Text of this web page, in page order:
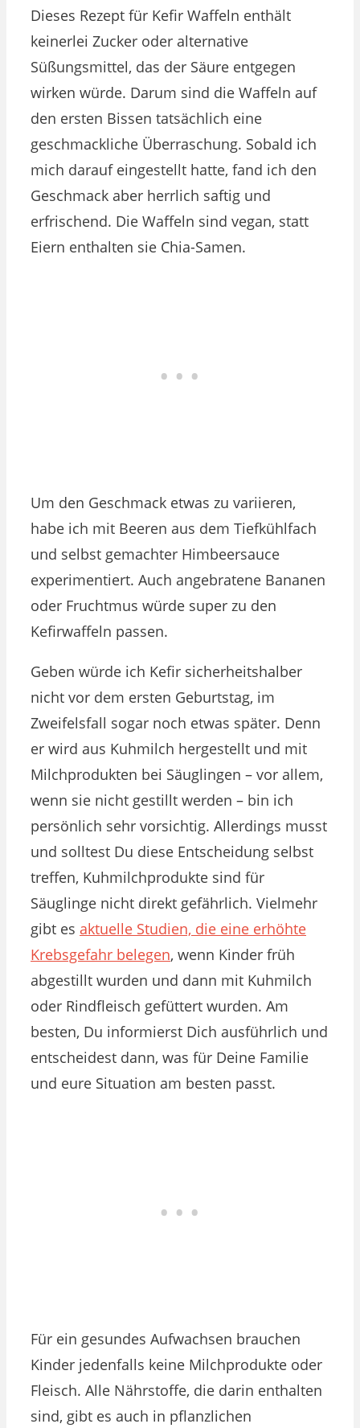
Dieses Rezept für Kefir Waffeln enthält
keinerlei Zucker oder alternative
Süßungsmittel, das der Säure entgegen
wirken würde. Darum sind die Waffeln auf
den ersten Bissen tatsächlich eine
geschmackliche Überraschung. Sobald ich
mich darauf eingestellt hatte, fand ich den
Geschmack aber herrlich saftig und
erfrischend. Die Waffeln sind vegan, statt
Eiern enthalten sie Chia-Samen.
Um den Geschmack etwas zu variieren,
habe ich mit Beeren aus dem Tiefkühlfach
und selbst gemachter Himbeersauce
experimentiert. Auch angebratene Bananen
oder Fruchtmus würde super zu den
Kefirwaffeln passen.
Geben würde ich Kefir sicherheitshalber
nicht vor dem ersten Geburtstag, im
Zweifelsfall sogar noch etwas später. Denn
er wird aus Kuhmilch hergestellt und mit
Milchprodukten bei Säuglingen – vor allem,
wenn sie nicht gestillt werden – bin ich
persönlich sehr vorsichtig. Allerdings musst
und solltest Du diese Entscheidung selbst
treffen, Kuhmilchprodukte sind für
Säuglinge nicht direkt gefährlich. Vielmehr
gibt es aktuelle Studien, die eine erhöhte
Krebsgefahr belegen, wenn Kinder früh
abgestillt wurden und dann mit Kuhmilch
oder Rindfleisch gefüttert wurden. Am
besten, Du informierst Dich ausführlich und
entscheidest dann, was für Deine Familie
und eure Situation am besten passt.
Für ein gesundes Aufwachsen brauchen
Kinder jedenfalls keine Milchprodukte oder
Fleisch. Alle Nährstoffe, die darin enthalten
sind, gibt es auch in pflanzlichen